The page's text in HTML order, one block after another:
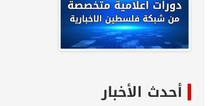
أحدث الأخبار